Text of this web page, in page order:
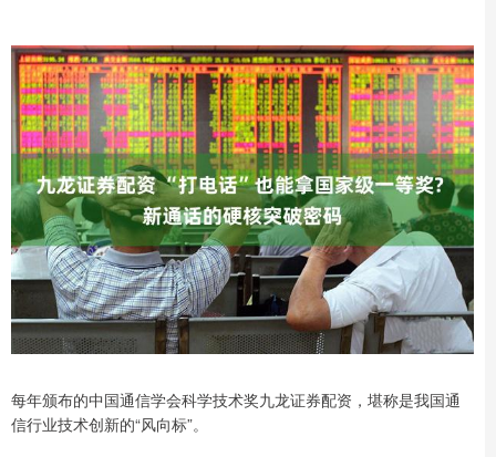
每年颁布的中国通信学会科学技术奖九龙证券配资，堪称是我国通
信行业技术创新的“风向标”。